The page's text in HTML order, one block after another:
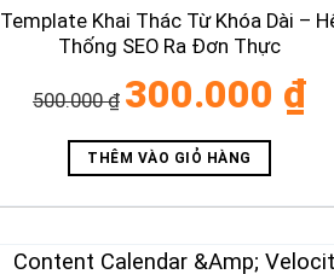
Template Khai Thác Từ Khóa Dài –
Thống SEO Ra Đơn Thực
500.000₫
Giá
gốc
là:
500.000 ₫.
300.000 ₫
THÊM VÀO GIỎ HÀNG